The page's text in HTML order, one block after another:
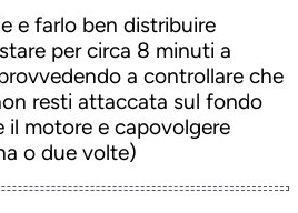
e farlo ben distribuire
per circa 8 minuti a
a controllare che
resti attaccata sul fondo
il motore e capovolgere
o due volte)